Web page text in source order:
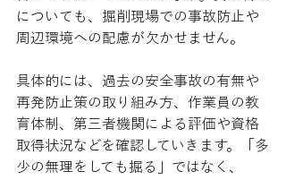
についても、掘削現場での事故防止や
周辺環境への配慮が欠かせません。
具体的には、過去の安全事故の有無や
再発防止策の取り組み方、作業員の教
育体制、第三者機関による評価や資格
取得状況などを確認していきます。「多
少の無理をしても掘る」ではなく、